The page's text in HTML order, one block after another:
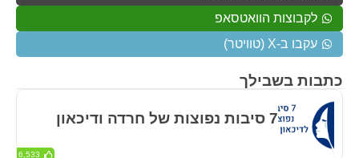
כתבות בשבילך
7 סיבות נפוצות של חרדה ודיכאון
6,533
לקבוצות הוואטסאפ
עקבו ב-X (טוויטר)